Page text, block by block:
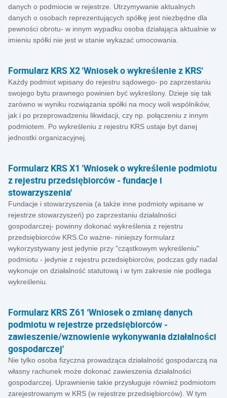
danych o podmiocie w rejestrze. Utrzymywanie aktualnych
danych o osobach reprezentujących spółkę jest niezbędne dla
pewności obrotu- w innym wypadku osoba działająca aktualnie w
imieniu spółki nie jest w stanie wykazać umocowania.
Formularz KRS X2 'Wniosek o wykreślenie z KRS'
Każdy podmiot wpisany do rejestru sądowego- po zaprzestaniu
swojego bytu prawnego powinien być wykreślony. Dzieje się tak
zarówno w wyniku rozwiązania spółki na mocy woli wspólników,
jak i po przeprowadzeniu likwidacji, czy np. połączeniu z innym
podmiotem. Po wykreśleniu z rejestru KRS ustaje byt danej
jednostki organizacyjnej.
Formularz KRS X1 'Wniosek o wykreślenie podmiotu
z rejestru przedsiębiorców - fundacje i
stowarzyszenia'
Fundacje i stowarzyszenia (a także inne podmioty wpisane w
rejestrze stowarzyszeń) po zaprzestaniu działalności
gospodarczej- powinny dokonać wykreślenia z rejestru
przedsiębiorców KRS.Co ważne- niniejszy formularz
wykorzystywany jest jedynie przy "cząstkowym wykreśleniu"
podmiotu - jedynie z rejestru przedsiębiorców, podczas gdy nadal
wykonuje on działalność statutową i w tym zakresie nie podlega
wykreśleniu.
Formularz KRS Z61 'Wniosek o zmianę danych
podmiotu w rejestrze przedsiębiorców -
zawieszenie/wznowienie wykonywania działalności
gospodarczej'
Nie tylko osoba fizyczna prowadząca działalność gospodarczą na
własny rachunek może dokonać zawieszenia działalności
gospodarczej. Uprawnienie takie przysługuje również podmiotom
zarejestrowanym w KRS (w rejestrze przedsiębiorców). W tym